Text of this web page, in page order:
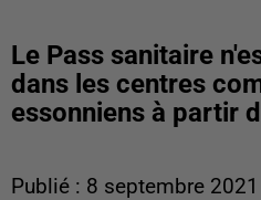
Le Pass sanitaire
dans les centres
essonniens à partir
Publié : 8 septembre